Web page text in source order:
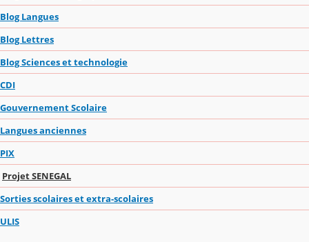
Blog Langues
Blog Lettres
Blog Sciences et technologie
CDI
Gouvernement Scolaire
Langues anciennes
PIX
Projet SENEGAL
Sorties scolaires et extra-scolaires
ULIS